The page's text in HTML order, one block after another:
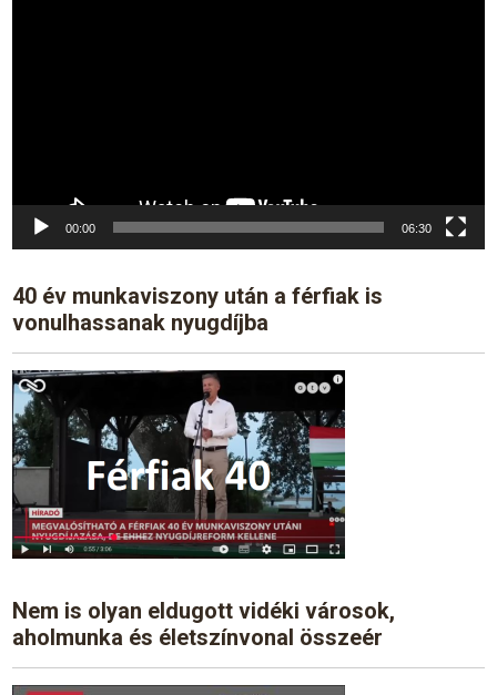
00:00 06:30
40 év munkaviszony után a férfiak is
vonulhassanak nyugdíjba
Nem is olyan eldugott vidéki városok,
aholmunka és életszínvonal összeér